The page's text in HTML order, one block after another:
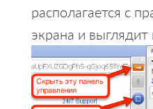
располагается с
экрана и выглядит